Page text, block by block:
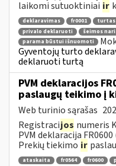
laikomi sutuoktiniai ir
deklaravimas fr0001 turtas
privalo deklaruoti
šeimos
parama būstui išnuomoti
Gyventojų turto
deklaruoti turtą
PVM deklaracijos
paslaugų teikimo į
Web turinio sąrašas
Registracijos numeris
PVM deklaracija
Prekių tiekimo ir
ataskaita fr0564 fr0600